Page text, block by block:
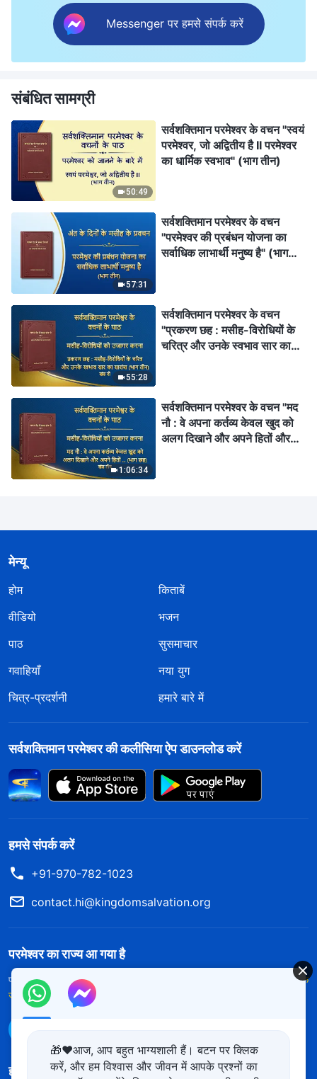
Messenger पर हमसे संपर्क करें
संबंधित सामग्री
50:49
सर्वशक्तिमान परमेश्वर के वचन "स्वयं
परमेश्वर, जो अद्वितीय है II परमेश्वर
का धार्मिक स्वभाव" (भाग तीन)
57:31
सर्वशक्तिमान परमेश्वर के वचन
"परमेश्वर की प्रबंधन योजना का
सर्वाधिक लाभार्थी मनुष्‍य है" (भाग
55:28
सर्वशक्तिमान परमेश्वर के वचन
"प्रकरण छह : मसीह-विरोधियों के
चरित्र और उनके स्वभाव सार का
1:06:34
सर्वशक्तिमान परमेश्वर के वचन "मद
नौ : वे अपना कर्तव्य केवल खुद को
अलग दिखाने और अपने हितों और
छह)" (खंड तीन)
मेन्यू
होम
किताबें
वीडियो
भजन
पाठ
सुसमाचार
गवाहियाँ
नया युग
चित्र-प्रदर्शनी
हमारे बारे में
सर्वशक्तिमान परमेश्वर की कलीसिया ऐप डाउनलोड करें
हमसे संपर्क करें
+91-970-782-1023
contact.hi@kingdomsalvation.org
परमेश्वर का राज्य आ गया है
परमेश्वर का राज्य पृथ्वी पर आ गया है! क्या आप इसमें प्रवेश करना चाहते हैं?
और अधिक
जानें
हमारा अनुसरण करें
🎁❤️आज, आप बहुत भाग्यशाली हैं। बटन पर क्लिक
करें, और हम विश्वास और जीवन में आपके प्रश्नों का